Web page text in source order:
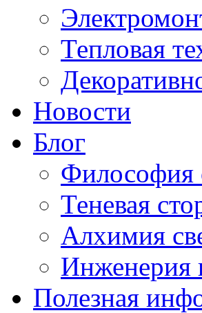
Тепловая
Новости
Блог
Философия
Теневая
Алхимия
Инженерия
Полезная